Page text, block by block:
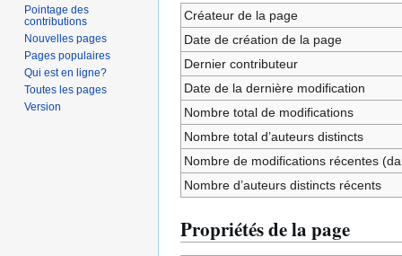
Créateur de la page
Date de création de la page
Dernier contributeur
Date de la dernière modification
Nombre total de modifications
Nombre total d’auteurs distincts
Nombre de modifications récentes
Nombre d’auteurs distincts récents
Propriétés de la page
Pointage des
contributions
Nouvelles pages
Pages populaires
Qui est en ligne?
Toutes les pages
Version